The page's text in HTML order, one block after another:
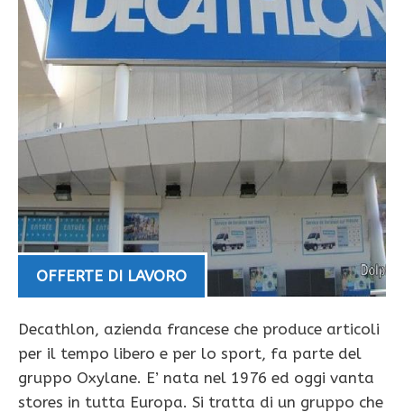
OFFERTE DI LAVORO
Decathlon, azienda francese che produce articoli
per il tempo libero e per lo sport, fa parte del
gruppo Oxylane. E’ nata nel 1976 ed oggi vanta
stores in tutta Europa. Si tratta di un gruppo che